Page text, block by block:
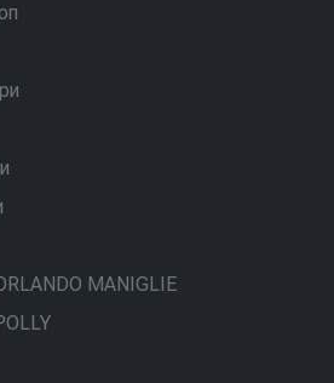
MANIGLIE